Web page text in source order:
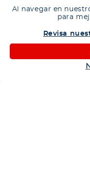
Al navegar en
para
Revisa